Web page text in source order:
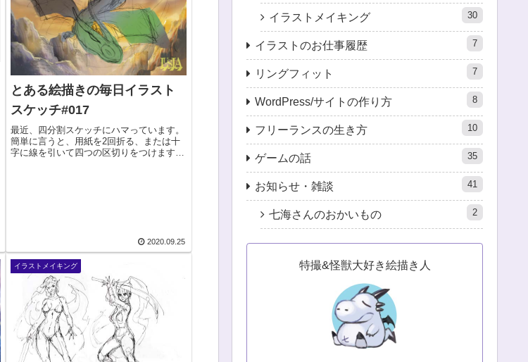
とある絵描きの毎日イラスト
スケッチ#017
最近、四分割スケッチにハマっています。
簡単に言うと、用紙を2回折る、または十
字に線を引いて四つの区切りをつけます。
2020.09.25
イラストメイキング
イラストメイキング 30
イラストのお仕事履歴 7
リングフィット 7
WordPress/サイトの作り方 8
フリーランスの生き方 10
ゲームの話 35
お知らせ・雑談 41
七海さんのおかいもの 2
特撮&怪獣大好き絵描き人